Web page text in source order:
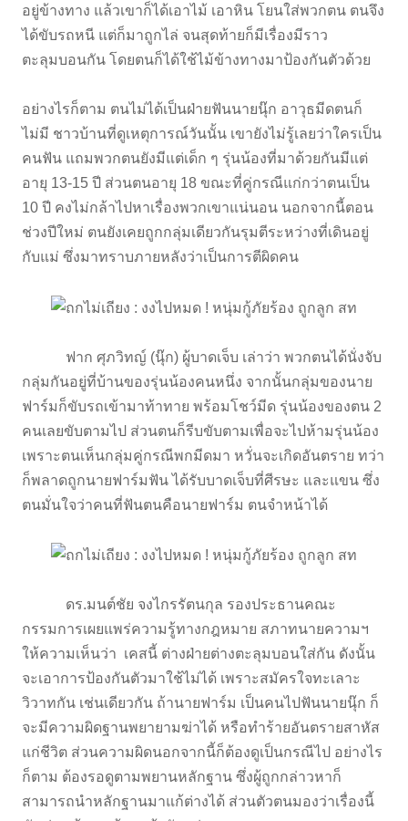
อยู่ข้างทาง แล้วเขาก็ได้เอาไม้ เอาหิน โยนใส่พวกตน ตนจึง
ได้ขับรถหนี แต่ก็มาถูกไล่ จนสุดท้ายก็มีเรื่องมีราว
ตะลุมบอนกัน โดยตนก็ได้ใช้ไม้ข้างทางมาป้องกันตัวด้วย
อย่างไรก็ตาม ตนไม่ได้เป็นฝ่ายฟันนายนุ๊ก อาวุธมีดตนก็
ไม่มี ชาวบ้านที่ดูเหตุการณ์วันนั้น เขายังไม่รู้เลยว่าใครเป็น
คนฟัน แถมพวกตนยังมีแต่เด็ก ๆ รุ่นน้องที่มาด้วยกันมีแต่
อายุ 13-15 ปี ส่วนตนอายุ 18 ขณะที่คู่กรณีแก่กว่าตนเป็น
10 ปี คงไม่กล้าไปหาเรื่องพวกเขาแน่นอน นอกจากนี้ตอน
ช่วงปีใหม่ ตนยังเคยถูกกลุ่มเดียวกันรุมตีระหว่างที่เดินอยู่
กับแม่ ซึ่งมาทราบภายหลังว่าเป็นการตีผิดคน
ฟาก ศุภวิทญ์ (นุ๊ก) ผู้บาดเจ็บ เล่าว่า พวกตนได้นั่งจับ
กลุ่มกันอยู่ที่บ้านของรุ่นน้องคนหนึ่ง จากนั้นกลุ่มของนาย
ฟาร์มก็ขับรถเข้ามาท้าทาย พร้อมโชว์มีด รุ่นน้องของตน 2
คนเลยขับตามไป ส่วนตนก็รีบขับตามเพื่อจะไปห้ามรุ่นน้อง
เพราะตนเห็นกลุ่มคู่กรณีพกมีดมา หวั่นจะเกิดอันตราย ทว่า
ก็พลาดถูกนายฟาร์มฟัน ได้รับบาดเจ็บที่ศีรษะ และแขน ซึ่ง
ตนมั่นใจว่าคนที่ฟันตนคือนายฟาร์ม ตนจำหน้าได้
ดร.มนต์ชัย จงไกรรัตนกุล รองประธานคณะ
กรรมการเผยแพร่ความรู้ทางกฎหมาย สภาทนายความฯ
ให้ความเห็นว่า เคสนี้ ต่างฝ่ายต่างตะลุมบอนใส่กัน ดังนั้น
จะเอาการป้องกันตัวมาใช้ไม่ได้ เพราะสมัครใจทะเลาะ
วิวาทกัน เช่นเดียวกัน ถ้านายฟาร์ม เป็นคนไปฟันนายนุ๊ก ก็
จะมีความผิดฐานพยายามฆ่าได้ หรือทำร้ายอันตรายสาหัส
แก่ชีวิต ส่วนความผิดนอกจากนี้ก็ต้องดูเป็นกรณีไป อย่างไร
ก็ตาม ต้องรอดูตามพยานหลักฐาน ซึ่งผู้ถูกกล่าวหาก็
สามารถนำหลักฐานมาแก้ต่างได้ ส่วนตัวตนมองว่าเรื่องนี้